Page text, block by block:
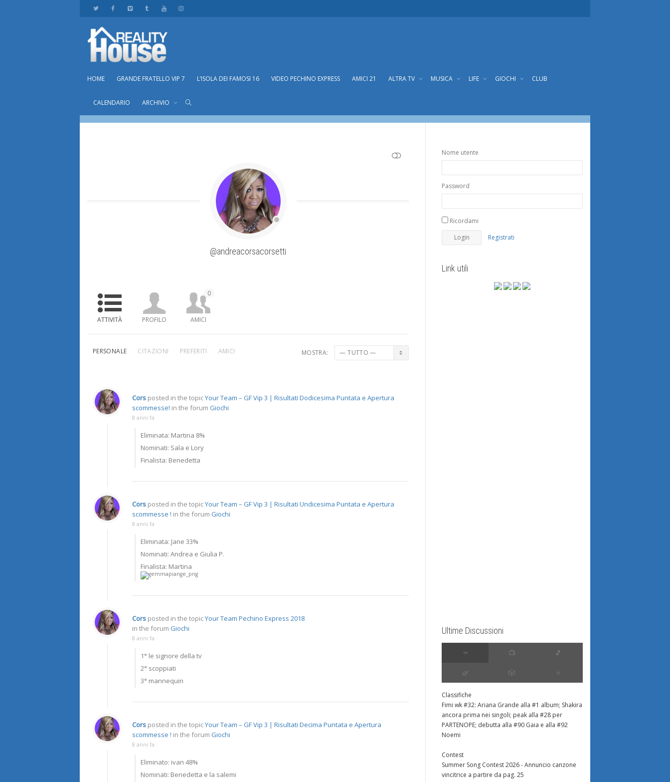
HOME GRANDE FRATELLO VIP 7 L’ISOLA DEI FAMOSI 16 VIDEO PECHINO EXPRESS AMICI 21 ALTRA TV MUSICA LIFE GIOCHI CLUB
CALENDARIO ARCHIVIO
Cors
@andreacorsacorsetti
ATTIVITÀ PROFILO AMICI
0
PERSONALE CITAZIONI PREFERITI AMICI MOSTRA:
Cors posted in the topicYour Team – GF Vip 3 | Risultati Dodicesima Puntata e Apertura
scommesse! in the forum Giochi
8 anni fa
Eliminata: Martina 8%
Nominati: Sala e Lory
Finalista: Benedetta
Cors posted in the topicYour Team – GF Vip 3 | Risultati Undicesima Puntata e Apertura
scommesse ! in the forum Giochi
8 anni fa
Eliminata: Jane 33%
Nominati: Andrea e Giulia P.
Finalista: Martina
Cors posted in the topicYour Team Pechino Express 2018
in the forum Giochi
8 anni fa
1° le signore della tv
2° scoppiati
3° mannequin
Cors posted in the topicYour Team – GF Vip 3 | Risultati Decima Puntata e Apertura
scommesse ! in the forum Giochi
8 anni fa
Eliminato: ivan 48%
Nominati: Benedetta e la salemi
Nome utente
Password
Ricordami
Registrati
Link utili
Ultime Discussioni
∞ 📺 🎵
🌿 🎲 ⭐️
Classifiche
Fimi wk #32: Ariana Grande alla #1 album; Shakira
ancora prima nei singoli; peak alla #28 per
PARTENOPE; debutta alla #90 Gaia e alla #92
Noemi
Contest
Summer Song Contest 2026 - Annuncio canzone
vincitrice a partire da pag. 25